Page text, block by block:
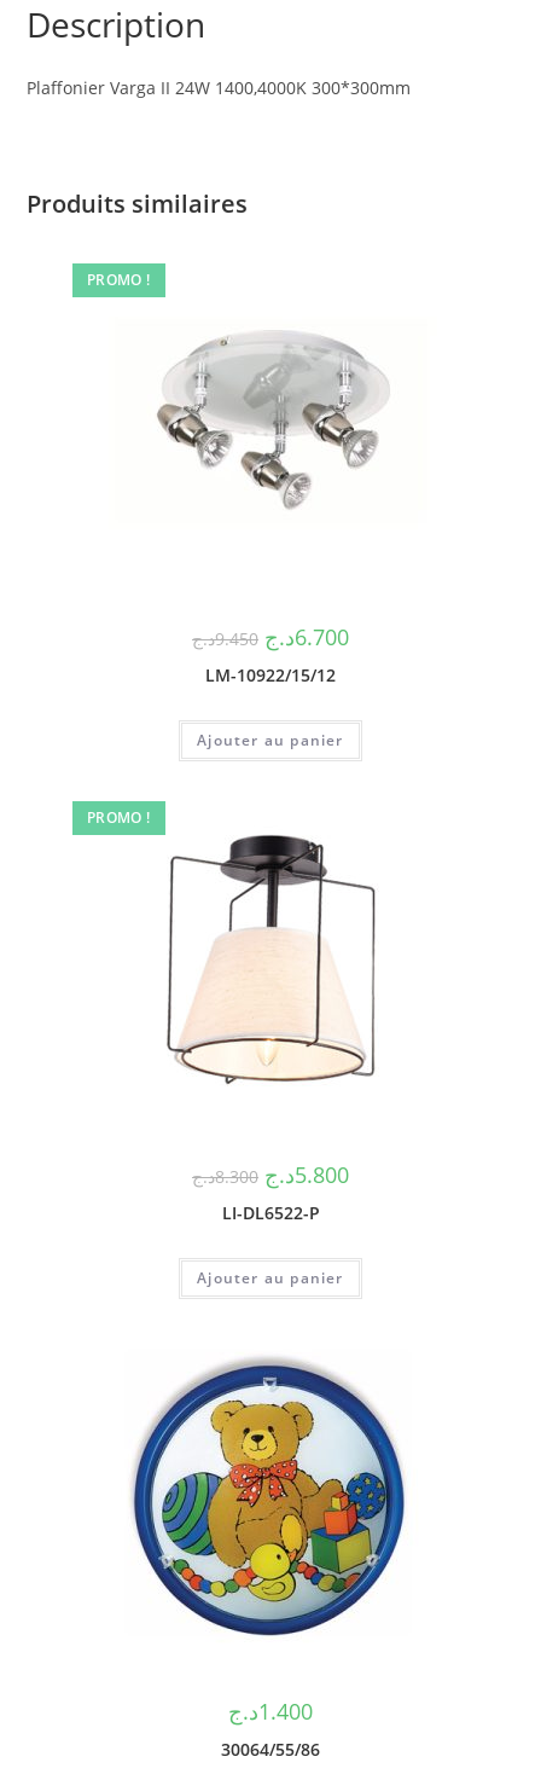
Description
Plaffonier Varga II 24W 1400,4000K 300*300mm
Produits similaires
PROMO !
9.450د.ج 6.700د.ج
LM-10922/15/12
Ajouter au panier
PROMO !
8.300د.ج 5.800د.ج
LI-DL6522-P
Ajouter au panier
1.400د.ج
30064/55/86